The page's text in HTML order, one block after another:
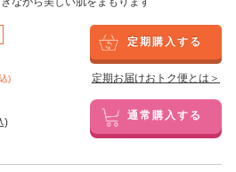
)
定期購入する
定期お届けおトク便とは＞
) 通常購入する